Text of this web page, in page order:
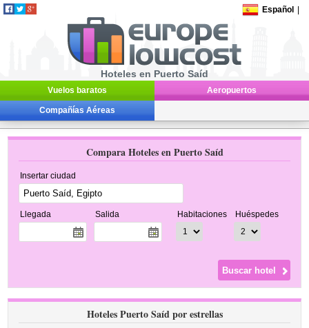
Español
Hoteles en Puerto Saíd
Vuelos baratos Aeropuertos
Compañías Aéreas
Compara Hoteles en Puerto Saíd
Insertar ciudad
Llegada Salida Habitaciones Huéspedes
Hoteles Puerto Saíd por estrellas